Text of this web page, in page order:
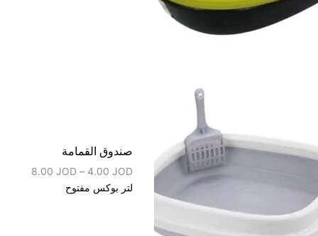
صندوق القمامة
4.00 JOD
–
8.00 JOD
لتر بوكس مفتوح